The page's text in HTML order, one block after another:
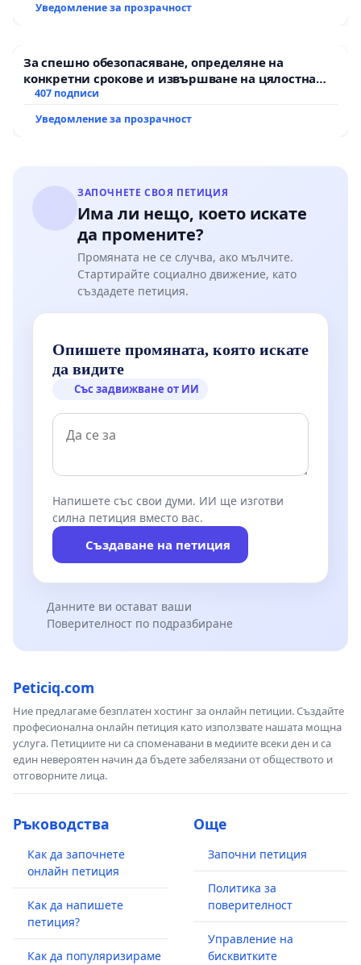
Уведомление за прозрачност
За спешно обезопасяване, определяне на
конкретни срокове и извършване на цялостна
рехабилитация на републиканския път между
Мирово - к.к. Момин проход
407 подписи
Уведомление за прозрачност
ЗАПОЧНЕТЕ СВОЯ ПЕТИЦИЯ
Има ли нещо, което искате
да промените?
Промяната не се случва, ако мълчите.
Стартирайте социално движение, като
създадете петиция.
Опишете промяната, която искате
да видите
Със задвижване от ИИ
Напишете със свои думи. ИИ ще изготви
силна петиция вместо вас.
Създаване на петиция
Данните ви остават ваши
Поверителност по подразбиране
Peticiq.com
Ние предлагаме безплатен хостинг за онлайн петиции. Създайте
професионална онлайн петиция като използвате нашата мощна
услуга. Петициите ни са споменавани в медиите всеки ден и са
един невероятен начин да бъдете забелязани от обществото и
отговорните лица.
Ръководства
Как да започнете
онлайн петиция
Как да напишете
петиция?
Как да популяризираме
Още
Започни петиция
Политика за
поверителност
Управление на
бисквитките